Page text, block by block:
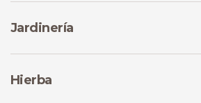
Jardinería
Hierba